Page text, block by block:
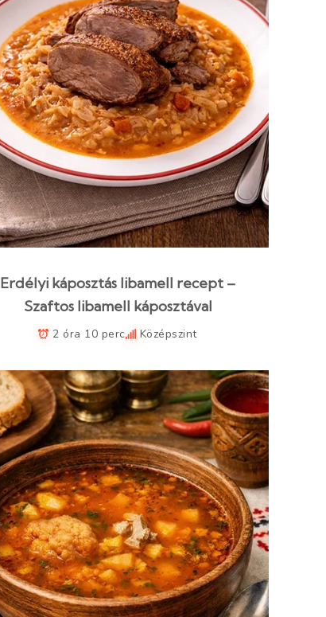
Erdélyi káposztás libamell recept –
Szaftos libamell káposztával
2 óra 10 perc Középszint